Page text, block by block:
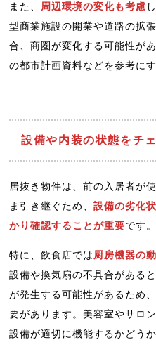
また、 周辺環境の変化も考慮
型商業施設の開業や道路の拡
合、商圏が変化する可能性が
の都市計画資料などを参考に
設備や内装の状態をチ
居抜き物件は、前の入居者が
ま引き継ぐため、設備の劣化
かり確認することが重要です。
特に、飲食店では厨房機器の
設備や換気扇の不具合がある
が発生する可能性があるため
要があります。美容室やサロ
設備が適切に機能するかどう